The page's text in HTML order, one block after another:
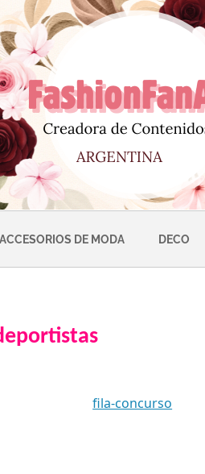
ACCESORIOS DE MODA DECO